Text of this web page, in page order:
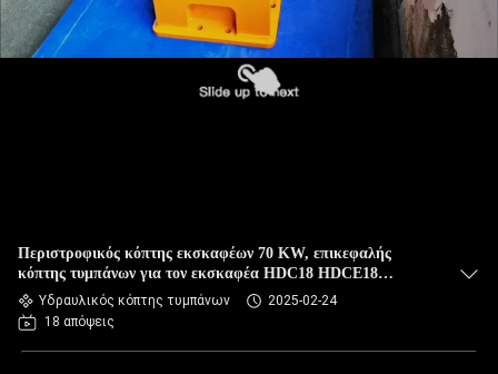
Περιστροφικός κόπτης εκσκαφέων 70 KW, επικεφαλής
κόπτης τυμπάνων για τον εκσκαφέα HDC18 HDCE18
Carterpillar
Υδραυλικός κόπτης τυμπάνων
2025-02-24
18 απόψεις